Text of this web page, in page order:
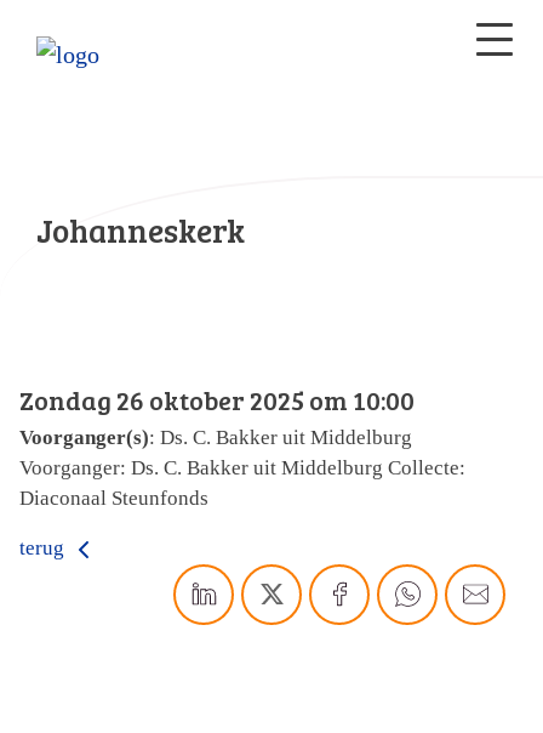
Johanneskerk
Zondag 26 oktober 2025 om 10:00
Voorganger(s): Ds. C. Bakker uit Middelburg
Voorganger: Ds. C. Bakker uit Middelburg Collecte:
Diaconaal Steunfonds
terug